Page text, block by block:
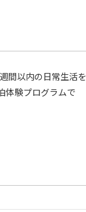
間以内の日常生活を
体験プログラムで